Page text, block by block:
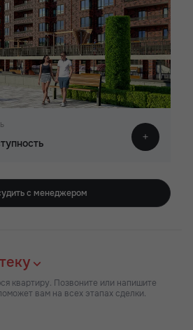
с менеджером
квартиру. Позвоните или напишите
вам на всех этапах сделки.